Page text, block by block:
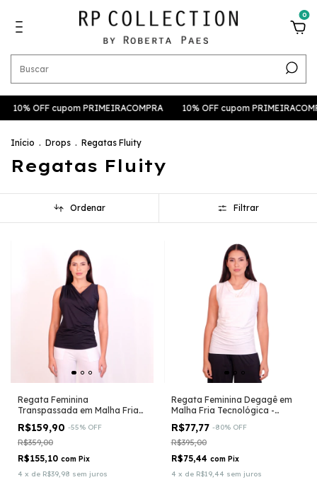
0
10% OFF cupom PRIMEIRACOMPRA 10% OFF cupom
Início . Drops . Regatas Fluity
Regatas Fluity
Ordenar Filtrar
Regata Feminina
Transpassada em Malha Fria
Tecnológica - Fluity®
R$159,90 -55% OFF
R$359,00
R$155,10 com Pix
4 x de R$39,98 sem juros
Regata Feminina Degagê em
Malha Fria Tecnológica -
Fluity®
R$77,77 -80% OFF
R$395,00
R$75,44 com Pix
4 x de R$19,44 sem juros